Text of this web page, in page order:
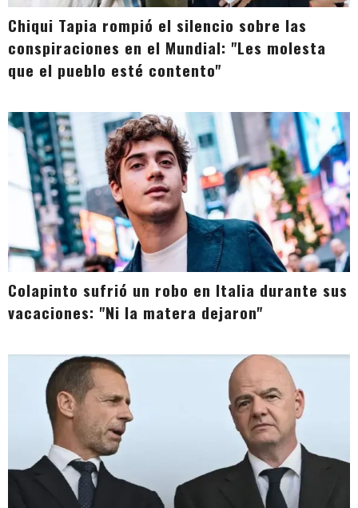
Chiqui Tapia rompió el silencio sobre las
conspiraciones en el Mundial: "Les molesta
que el pueblo esté contento"
Colapinto sufrió un robo en Italia durante sus
vacaciones: "Ni la matera dejaron"